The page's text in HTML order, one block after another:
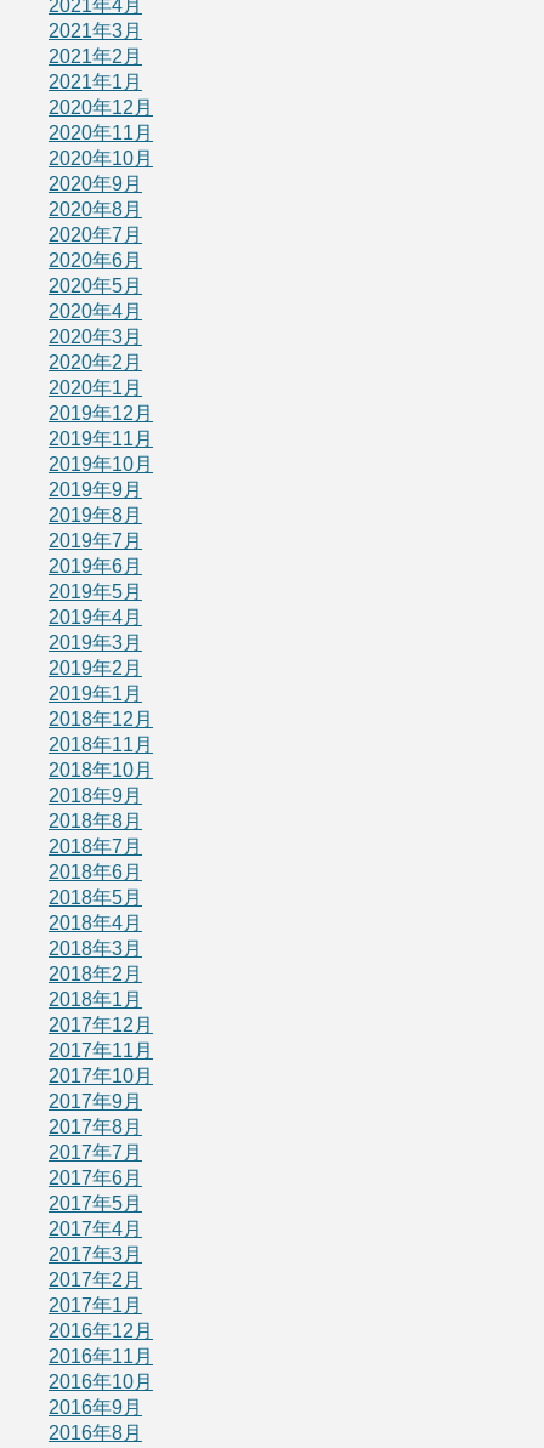
2021年4月
2021年3月
2021年2月
2021年1月
2020年12月
2020年11月
2020年10月
2020年9月
2020年8月
2020年7月
2020年6月
2020年5月
2020年4月
2020年3月
2020年2月
2020年1月
2019年12月
2019年11月
2019年10月
2019年9月
2019年8月
2019年7月
2019年6月
2019年5月
2019年4月
2019年3月
2019年2月
2019年1月
2018年12月
2018年11月
2018年10月
2018年9月
2018年8月
2018年7月
2018年6月
2018年5月
2018年4月
2018年3月
2018年2月
2018年1月
2017年12月
2017年11月
2017年10月
2017年9月
2017年8月
2017年7月
2017年6月
2017年5月
2017年4月
2017年3月
2017年2月
2017年1月
2016年12月
2016年11月
2016年10月
2016年9月
2016年8月